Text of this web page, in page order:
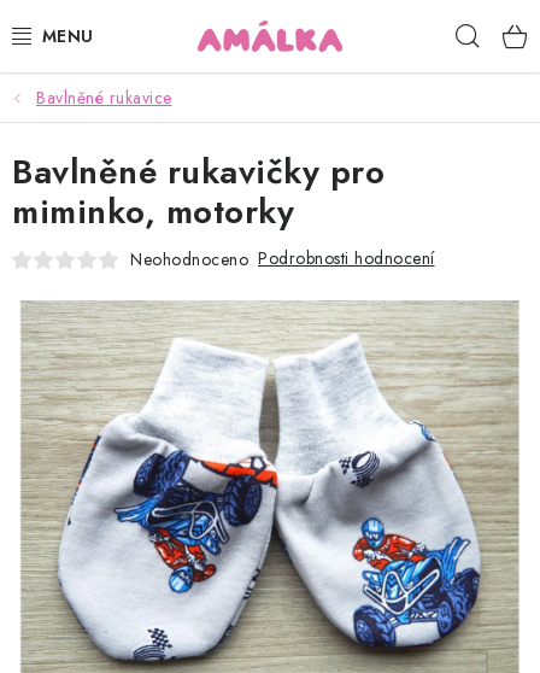
na
KOJENECKÉ, DĚTSKÉ OBLEČENÍ
ČEPICE, RUKAVICE, NÁKRČNÍKY
OSUŠKY, BRYNDÁKY, DEKY, DOPLŇKY
POUKAZY
KONTAKTY
HODNOCENÍ OBCHODU
Kontakty Proč AMÁLKA?
Doprava a platba
Tabulka velikostí
Postup pro vrácení a výměnu
Velkoobchod
Obchodní podmínky
Podmínky ochrany osobních údajů
Blog
Bavlněné rukavice
Bavlněné rukavičky pro
miminko, motorky
Neohodnoceno Podrobnosti hodnocení